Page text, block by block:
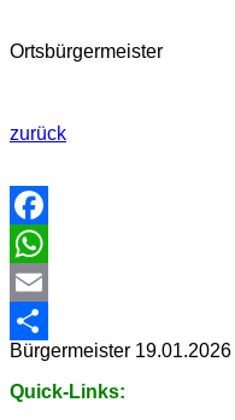
Ortsbürgermeister
zurück
Facebook
WhatsApp
Email
Share
Bürgermeister 19.01.2026
Quick-Links: